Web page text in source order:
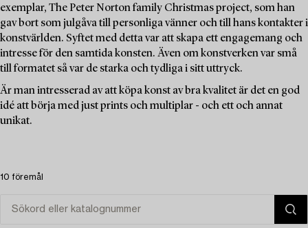
exemplar, The Peter Norton family Christmas project, som han
gav bort som julgåva till personliga vänner och till hans kontakter i
konstvärlden. Syftet med detta var att skapa ett engagemang och
intresse för den samtida konsten. Även om konstverken var små
till formatet så var de starka och tydliga i sitt uttryck.
Är man intresserad av att köpa konst av bra kvalitet är det en god
idé att börja med just prints och multiplar - och ett och annat
unikat.
10 föremål